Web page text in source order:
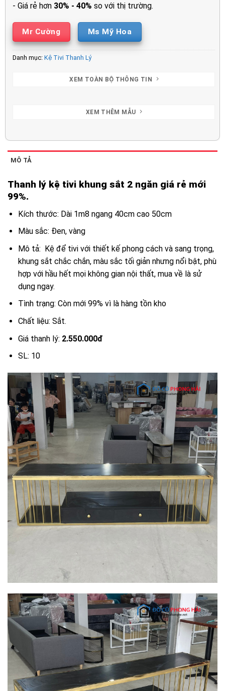
- Giá rẻ hơn 30% - 40% so với thị trường.
Mr Cường Ms Mỹ Hoa
Danh mục: Kệ Tivi Thanh Lý
XEM TOÀN BỘ THÔNG TIN
XEM THÊM MẪU
MÔ TẢ
Thanh lý kệ tivi khung sắt 2 ngăn giá rẻ mới
99%.
Kích thước: Dài 1m8 ngang 40cm cao 50cm
Màu sắc: Đen, vàng
Mô tả: Kệ để tivi với thiết kế phong cách và sang trọng,
khung sắt chắc chắn, màu sắc tối giản nhưng nổi bật, phù
hợp với hầu hết mọi không gian nội thất, mua về là sử
dụng ngay.
Tình trạng: Còn mới 99% vì là hàng tồn kho
Chất liệu: Sắt.
Giá thanh lý: 2.550.000đ
SL: 10